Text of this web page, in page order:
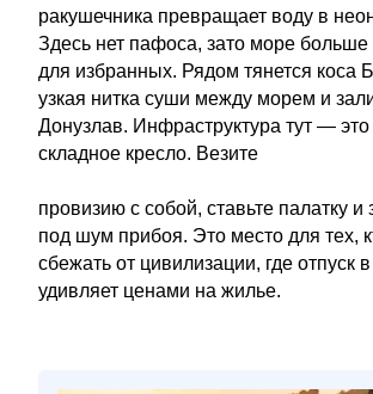
ракушечника превращает воду в
Здесь нет пафоса, зато море
для избранных. Рядом тянется коса
узкая нитка суши между морем и
Донузлав. Инфраструктура тут —
складное кресло. Везите
провизию с собой, ставьте палатку и
под шум прибоя. Это место для тех,
сбежать от цивилизации, где отпуск
удивляет ценами на жилье.